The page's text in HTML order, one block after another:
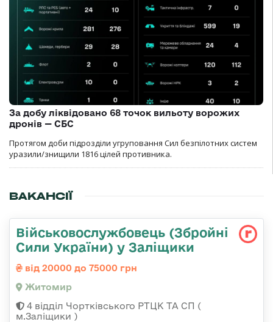
За добу ліквідовано 68 точок вильоту ворожих
дронів — СБС
Протягом доби підрозділи угруповання Сил безпілотних систем
уразили/знищили 1816 цілей противника.
ВАКАНСІЇ
Військовослужбовець (Збройні
Сили України) у Заліщики
від 20000 до 75000 грн
Житомир
4 відділ Чортківського РТЦК ТА СП (
м.Заліщики )